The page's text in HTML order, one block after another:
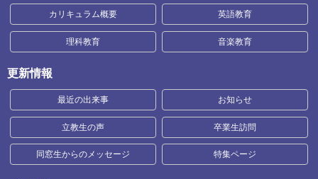
カリキュラム概要 英語教育
理科教育 音楽教育
更新情報
最近の出来事 お知らせ
立教生の声 卒業生訪問
同窓生からのメッセージ 特集ページ